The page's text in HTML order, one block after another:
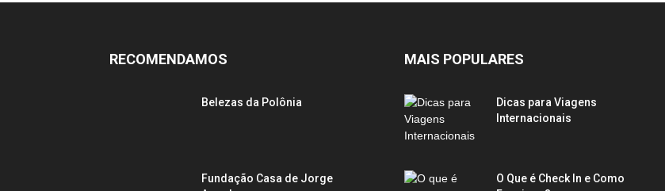
RECOMENDAMOS
Belezas da Polônia
Fundação Casa de Jorge
MAIS POPULARES
Dicas para Viagens
Internacionais
O Que é Check In e Como